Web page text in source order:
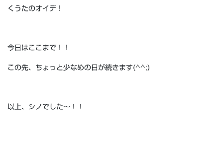
くうたのオイデ！
今日はここまで！！
この先、ちょっと少なめの日が続きます(^^;)
以上、シノでした～！！